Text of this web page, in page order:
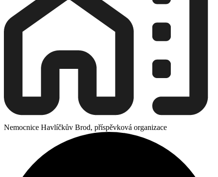
Nemocnice Havlíčkův Brod, příspěvková organizace